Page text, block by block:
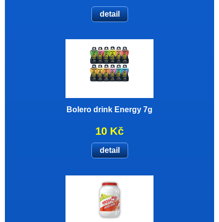
detail
Bolero drink Energy 7g
10 Kč
detail